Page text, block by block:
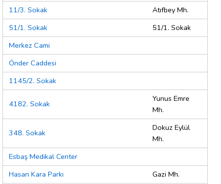
11/3. Sokak
Atıfbey Mh.
51/1. Sokak
51/1. Sokak
Merkez Cami
Önder Caddesi
1145/2. Sokak
4182. Sokak
Yunus Emre
Mh.
348. Sokak
Dokuz Eylül
Mh.
Esbaş Medikal Center
Hasan Kara Parkı
Gazi Mh.